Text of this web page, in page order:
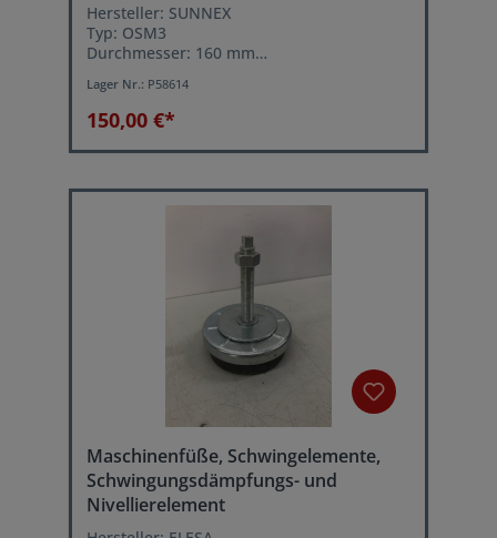
Hersteller: SUNNEX
Typ: OSM3
Durchmesser: 160 mm
kg
Leichtes ausrichten der Maschine über
Stellschraube
Lager Nr.: P58614
150,00 €*
Maschinenfüße, Schwingelemente,
Schwingungsdämpfungs- und
Nivellierelement